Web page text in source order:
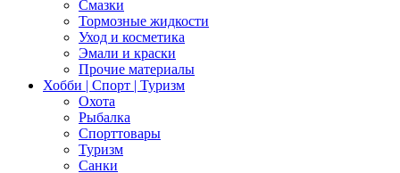
Смазки
Тормозные жидкости
Уход и косметика
Эмали и краски
Прочие материалы
Хобби | Cпорт | Туризм
Охота
Рыбалка
Спорттовары
Туризм
Санки